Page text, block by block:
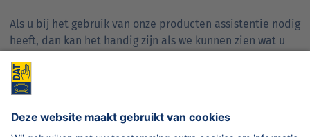
Als u bij het gebruik van onze producten assistentie nodig
heeft, dan kan het handig zijn als we kunnen zien wat u
Teamviewer.
volgende software van TeamViewer QuickSupport te